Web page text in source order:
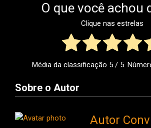
O que você achou
Clique nas estrelas
Média da classificação 5/ 5.
Sobre o Autor
Autor